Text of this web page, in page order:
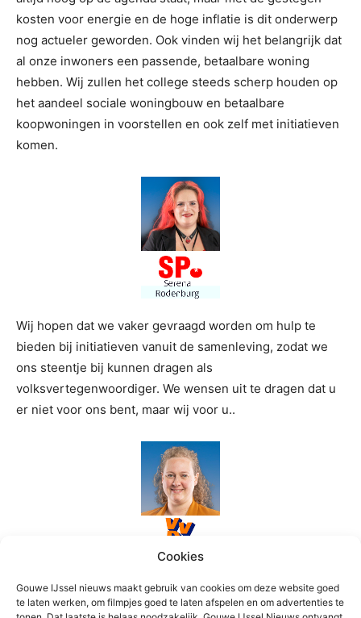
Cookies
Gouwe IJssel nieuws maakt gebruik van cookies om deze website goed
te laten werken, om filmpjes goed te laten afspelen en om advertenties te
kosten voor energie en de hoge inflatie is dit onderwerp
nog actueler geworden. Ook vinden wij het belangrijk dat
al onze inwoners een passende, betaalbare woning
hebben. Wij zullen het college steeds scherp houden op
het aandeel sociale woningbouw en betaalbare
koopwoningen in voorstellen en ook zelf met initiatieven
komen.
Wij hopen dat we vaker gevraagd worden om hulp te
bieden bij initiatieven vanuit de samenleving, zodat we
ons steentje bij kunnen dragen als
volksvertegenwoordiger. We wensen uit te dragen dat u
er niet voor ons bent, maar wij voor u..
In 2023 blijft de VVD zich inzetten voor Zuidplas. We
blijven scherp op lokale lasten. Het Vijfde Dorp en